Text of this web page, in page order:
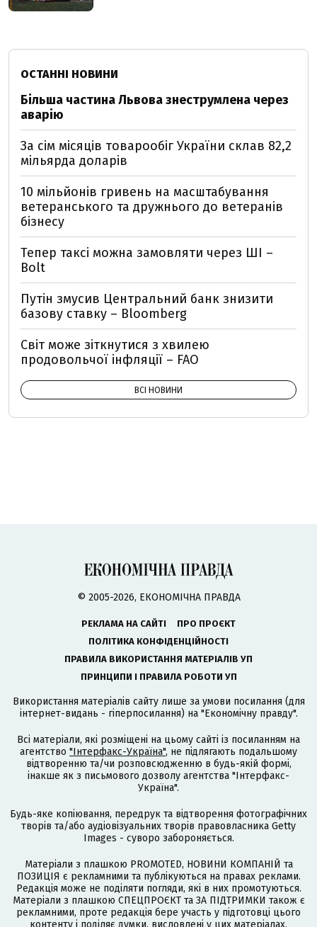
ОСТАННІ НОВИНИ
Більша частина Львова знеструмлена через
аварію
За сім місяців товарообіг України склав 82,2
мільярда доларів
10 мільйонів гривень на масштабування
ветеранського та дружнього до ветеранів
бізнесу
Тепер таксі можна замовляти через ШІ –
Bolt
Путін змусив Центральний банк знизити
базову ставку – Bloomberg
Світ може зіткнутися з хвилею
продовольчої інфляції – FAO
ВСІ НОВИНИ
© 2005-2026, ЕКОНОМІЧНА ПРАВДА
РЕКЛАМА НА САЙТІ
ПРО ПРОЄКТ
ПОЛІТИКА КОНФІДЕНЦІЙНОСТІ
ПРАВИЛА ВИКОРИСТАННЯ МАТЕРІАЛІВ УП
ПРИНЦИПИ І ПРАВИЛА РОБОТИ УП
Використання матеріалів сайту лише за умови посилання (для
інтернет-видань - гіперпосилання) на "Економічну правду".
Всі матеріали, які розміщені на цьому сайті із посиланням на
агентство "Інтерфакс-Україна", не підлягають подальшому
відтворенню та/чи розповсюдженню в будь-якій формі,
інакше як з письмового дозволу агентства "Інтерфакс-
Україна".
Будь-яке копіювання, передрук та відтворення фотографічних
творів та/або аудіовізуальних творів правовласника Getty
Images - суворо забороняється.
Матеріали з плашкою PROMOTED, НОВИНИ КОМПАНІЙ та
ПОЗИЦІЯ є рекламними та публікуються на правах реклами.
Редакція може не поділяти погляди, які в них промотуються.
Матеріали з плашкою СПЕЦПРОЄКТ та ЗА ПІДТРИМКИ також є
рекламними, проте редакція бере участь у підготовці цього